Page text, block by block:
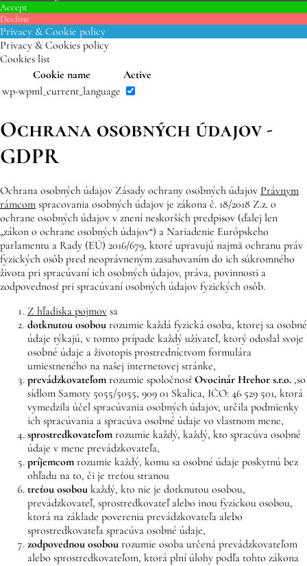
Accept
Decline
Privacy & Cookie policy
Privacy & Cookies policy
Cookies list
Cookie name
Active
wp-wpml_current_language
Ochrana osobných údajov -
GDPR
Ochrana osobných údajov Zásady ochrany osobných údajov Právnym
rámcom spracovania osobných údajov je zákona č. 18/2018 Z.z. o
ochrane osobných údajov v znení neskorších predpisov (ďalej len
„zákon o ochrane osobných údajov“) a Nariadenie Európskeho
parlamentu a Rady (EÚ) 2016/679, ktoré upravujú najmä ochranu práv
fyzických osôb pred neoprávneným zasahovaním do ich súkromného
života pri spracúvaní ich osobných údajov, práva, povinnosti a
zodpovednosť pri spracúvaní osobných údajov fyzických osôb.
Z hľadiska pojmov sa
dotknutou osobou rozumie každá fyzická osoba, ktorej sa osobné
údaje týkajú, v tomto prípade každý užívateľ, ktorý odoslal svoje
osobné údaje a životopis prostredníctvom formulára
umiestneného na našej internetovej stránke,
prevádzkovateľom rozumie spoločnosť Ovocinár Hrehor s.r.o. ,so
sídlom Samoty 5055/5055, 909 01 Skalica, IČO: 46 529 501, ktorá
vymedzila účel spracúvania osobných údajov, určila podmienky
ich spracúvania a spracúva osobné údaje vo vlastnom mene,
sprostredkovateľom rozumie každý, každý, kto spracúva osobné
údaje v mene prevádzkovateľa,
príjemcom rozumie každý, komu sa osobné údaje poskytnú bez
ohľadu na to, či je treťou stranou
treťou osobou každý, kto nie je dotknutou osobou,
prevádzkovateľ, sprostredkovateľ alebo inou fyzickou osobou,
ktorá na základe poverenia prevádzkovateľa alebo
sprostredkovateľa spracúva osobné údaje,
zodpovednou osobou rozumie osoba určená prevádzkovateľom
alebo sprostredkovateľom, ktorá plní úlohy podľa tohto zákona